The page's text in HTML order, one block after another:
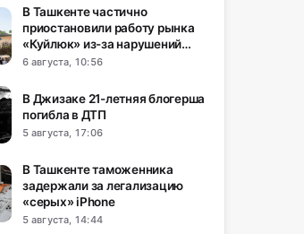
В Ташкенте частично
приостановили работу рынка
«Куйлюк» из-за нарушений
пожарной безопасности
6 августа, 10:56
В Джизаке 21-летняя блогерша
погибла в ДТП
5 августа, 17:06
В Ташкенте таможенника
задержали за легализацию
«серых» iPhone
5 августа, 14:44